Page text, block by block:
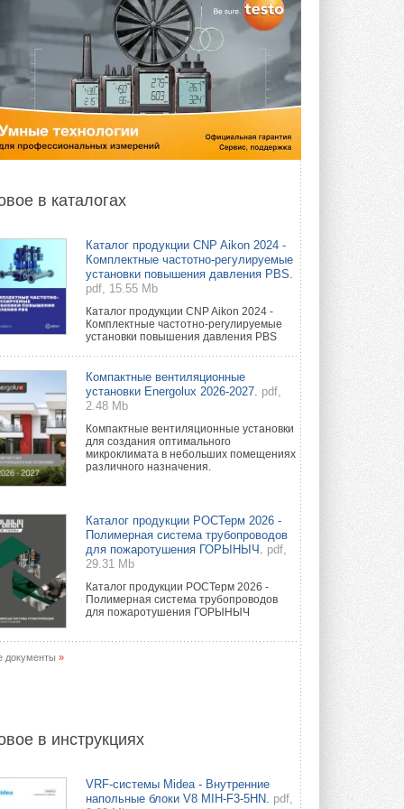
в каталогах
Каталог продукции CNP Aikon 2024 -
Комплектные частотно-регулируемые
установки повышения давления PBS.
pdf, 15.55 Mb
Каталог продукции CNP Aikon 2024 -
Комплектные частотно-регулируемые
установки повышения давления PBS
Компактные вентиляционные
установки Energolux 2026-2027. pdf,
2.48 Mb
Компактные вентиляционные установки
для создания оптимального
микроклимата в небольших помещениях
различного назначения.
Каталог продукции РОСТерм 2026 -
Полимерная система трубопроводов
для пожаротушения ГОРЫНЫЧ.
pdf,
29.31 Mb
Каталог продукции РОСТерм 2026 -
Полимерная система трубопроводов
для пожаротушения ГОРЫНЫЧ
документы »
в инструкциях
VRF-системы Midea - Внутренние
напольные блоки V8 MIH-F3-5HN. pdf,